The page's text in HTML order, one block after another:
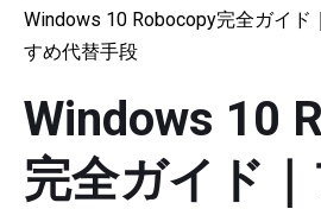
Windows 10 Robocopy完全ガイド
すめ代替手段
Windows 10
完全ガイド